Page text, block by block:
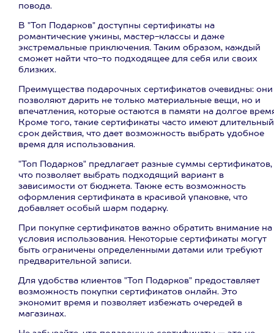
повода.
В "Топ Подарков" доступны сертификаты на
романтические ужины, мастер-классы и даже
экстремальные приключения. Таким образом, каждый
сможет найти что-то подходящее для себя или своих
близких.
Преимущества подарочных сертификатов очевидны: они
позволяют дарить не только материальные вещи, но и
впечатления, которые остаются в памяти на долгое
Кроме того, такие сертификаты часто имеют длительный
срок действия, что дает возможность выбрать удобное
время для использования.
"Топ Подарков" предлагает разные суммы сертификатов,
что позволяет выбрать подходящий вариант в
зависимости от бюджета. Также есть возможность
оформления сертификата в красивой упаковке, что
добавляет особый шарм подарку.
При покупке сертификатов важно обратить внимание на
условия использования. Некоторые сертификаты могут
быть ограничены определенными датами или требуют
предварительной записи.
Для удобства клиентов "Топ Подарков" предоставляет
возможность покупки сертификатов онлайн. Это
экономит время и позволяет избежать очередей в
магазинах.